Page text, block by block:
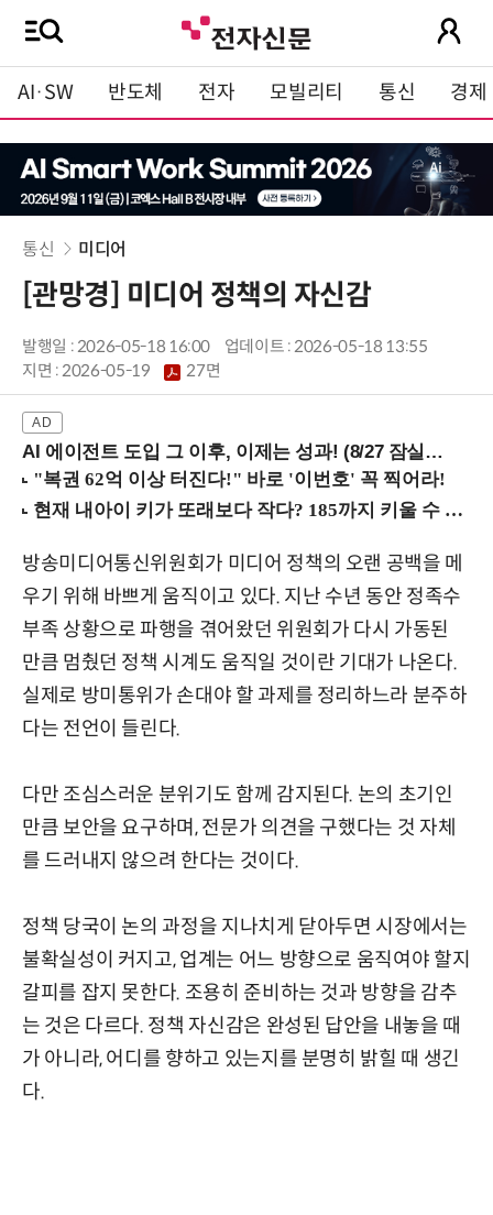
AI·SW 반도체 전자 모빌리티 통신 경제
통신 미디어
[관망경] 미디어 정책의 자신감
발행일 : 2026-05-18 16:00
업데이트 : 2026-05-18 13:55
지면 :2026-05-19 27면
AI 에이전트 도입 그 이후, 이제는 성과! (8/27 잠실역)
방송미디어통신위원회가 미디어 정책의 오랜 공백을 메
우기 위해 바쁘게 움직이고 있다. 지난 수년 동안 정족수
부족 상황으로 파행을 겪어왔던 위원회가 다시 가동된
만큼 멈췄던 정책 시계도 움직일 것이란 기대가 나온다.
실제로 방미통위가 손대야 할 과제를 정리하느라 분주하
다는 전언이 들린다.
다만 조심스러운 분위기도 함께 감지된다. 논의 초기인
만큼 보안을 요구하며, 전문가 의견을 구했다는 것 자체
를 드러내지 않으려 한다는 것이다.
정책 당국이 논의 과정을 지나치게 닫아두면 시장에서는
불확실성이 커지고, 업계는 어느 방향으로 움직여야 할지
갈피를 잡지 못한다. 조용히 준비하는 것과 방향을 감추
는 것은 다르다. 정책 자신감은 완성된 답안을 내놓을 때
가 아니라, 어디를 향하고 있는지를 분명히 밝힐 때 생긴
다.